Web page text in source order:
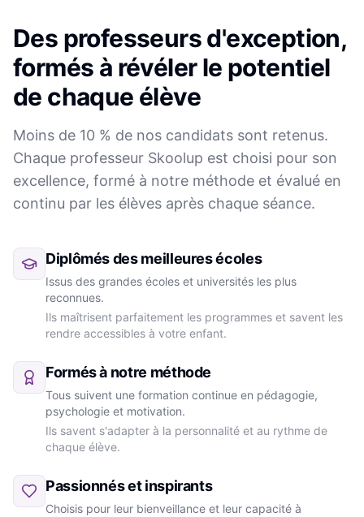
Des professeurs d'exception,
formés à révéler le potentiel
de chaque élève
Moins de 10 % de nos candidats sont retenus.
Chaque professeur Skoolup est choisi pour son
excellence, formé à notre méthode et évalué en
continu par les élèves après chaque séance.
Diplômés des meilleures écoles
Issus des grandes écoles et universités les plus
reconnues.
Ils maîtrisent parfaitement les programmes et savent les
rendre accessibles à votre enfant.
Formés à notre méthode
Tous suivent une formation continue en pédagogie,
psychologie et motivation.
Ils savent s'adapter à la personnalité et au rythme de
chaque élève.
Passionnés et inspirants
Choisis pour leur bienveillance et leur capacité à